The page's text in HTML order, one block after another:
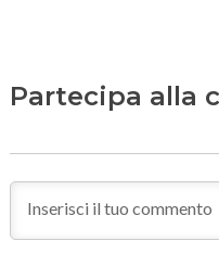
Partecipa alla